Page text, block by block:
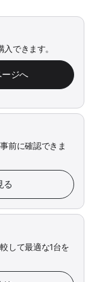
できます。
ジへ
前に確認できま
る
して最適な1台を